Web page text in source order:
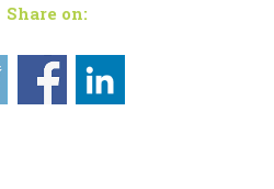
Share on: